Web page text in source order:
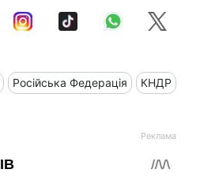
Російська Федерація КНДР